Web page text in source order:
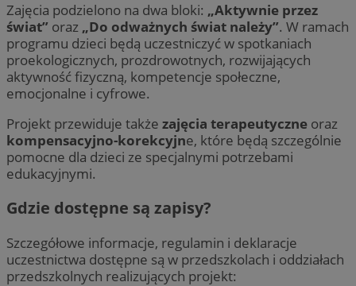
Zajęcia podzielono na dwa bloki: „Aktywnie przez
świat” oraz „Do odważnych świat należy”. W ramach
programu dzieci będą uczestniczyć w spotkaniach
proekologicznych, prozdrowotnych, rozwijających
aktywność fizyczną, kompetencje społeczne,
emocjonalne i cyfrowe.
Projekt przewiduje także zajęcia terapeutyczne oraz
kompensacyjno-korekcyjne, które będą szczególnie
pomocne dla dzieci ze specjalnymi potrzebami
edukacyjnymi.
Gdzie dostępne są zapisy?
Szczegółowe informacje, regulamin i deklaracje
uczestnictwa dostępne są w przedszkolach i oddziałach
przedszkolnych realizujących projekt: